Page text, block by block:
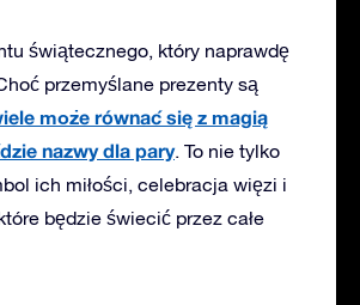
świątecznego, który naprawdę
przemyślane prezenty są
może równać się z magią
nazwy dla pary. To nie tylko
ich miłości, celebracja więzi i
będzie świecić przez całe